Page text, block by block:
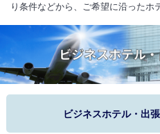
り条件などから、ご希望に沿ったホ
ビジネスホテル・出